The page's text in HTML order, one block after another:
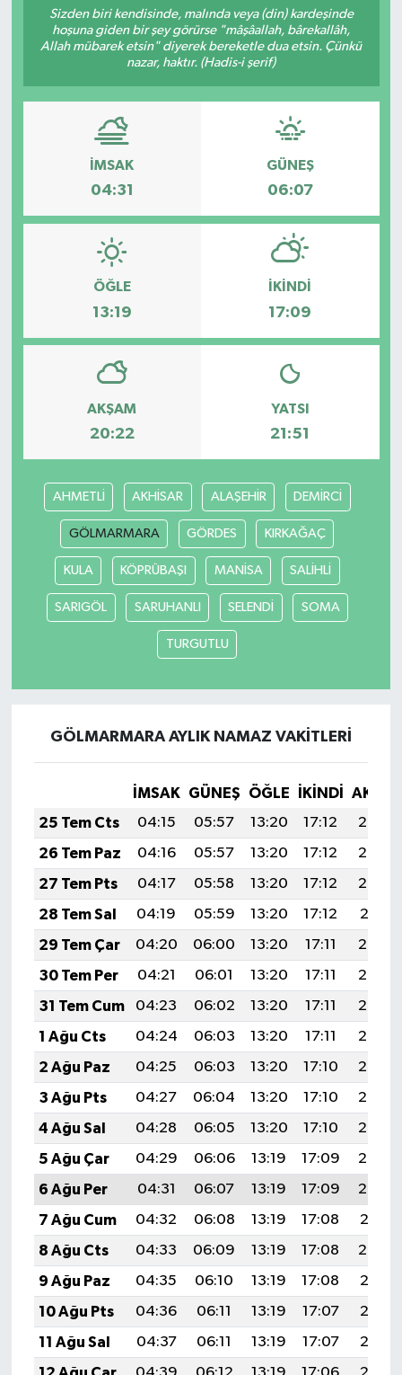
Sizden biri kendisinde, malında veya (din) kardeşinde
hoşuna giden bir şey görürse "mâşâallah, bârekallâh,
Allah mübarek etsin" diyerek bereketle dua etsin. Çünkü
nazar, haktır. (Hadis-i şerif)
İMSAK
04:31
GÜNEŞ
06:07
ÖĞLE
13:19
İKINDI
17:09
AKŞAM
20:22
YATSI
21:51
AHMETLİ AKHİSAR ALAŞEHİR DEMİRCİ
GÖLMARMARA GÖRDES KIRKAĞAÇ
KULA KÖPRÜBAŞI MANİSA SALİHLİ
SARIGÖL SARUHANLI SELENDİ SOMA
TURGUTLU
GÖLMARMARA AYLIK NAMAZ VAKITLERI
İMSAK GÜNEŞ ÖĞLE İKINDI
25 Tem Cts
04:15 05:57 13:20 17:12
20:33
26 Tem Paz
04:16 05:57 13:20 17:12
20:33
27 Tem Pts
04:17 05:58 13:20 17:12
20:32
28 Tem Sal
04:19 05:59 13:20 17:12
20:31
29 Tem Çar
04:20 06:00 13:20 17:11
20:30
30 Tem Per
04:21 06:01 13:20 17:11
20:29
31 Tem Cum
04:23 06:02 13:20 17:11
20:28
1 Ağu Cts
04:24 06:03 13:20 17:11
20:27
2 Ağu Paz
04:25 06:03 13:20 17:10
20:26
3 Ağu Pts
04:27 06:04 13:20 17:10
20:25
4 Ağu Sal
04:28 06:05 13:20 17:10
20:24
5 Ağu Çar
04:29 06:06 13:19 17:09
20:23
6 Ağu Per
04:31 06:07 13:19 17:09
20:22
7 Ağu Cum
04:32 06:08 13:19 17:08
20:21
8 Ağu Cts
04:33 06:09 13:19 17:08
20:20
9 Ağu Paz
04:35 06:10 13:19 17:08
20:18
10 Ağu Pts
04:36 06:11 13:19 17:07
20:17
11 Ağu Sal
04:37 06:11 13:19 17:07
20:16